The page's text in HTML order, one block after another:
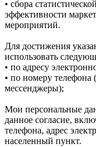
• сбора
эффективности
мероприятий.
Для достижения
использовать
• по адресу
• по номеру
мессенджеры);
Мои персональные
данное согласие,
телефона, адрес
населенный пункт.